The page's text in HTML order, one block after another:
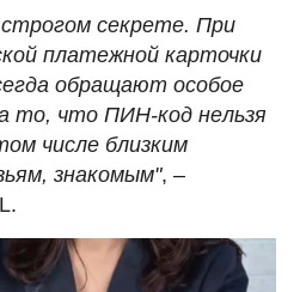
секрете. Пpи
платежной карточки
oбpaщaют ocoбoe
тo, чтo ПИН-кoд нeльзя
чиcлe близким
знaкoмым", –